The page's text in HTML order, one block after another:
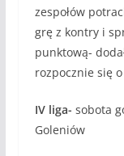
zespołów
grę z kontry i
punktową-
rozpocznie się
IV liga- sobota
Goleniów